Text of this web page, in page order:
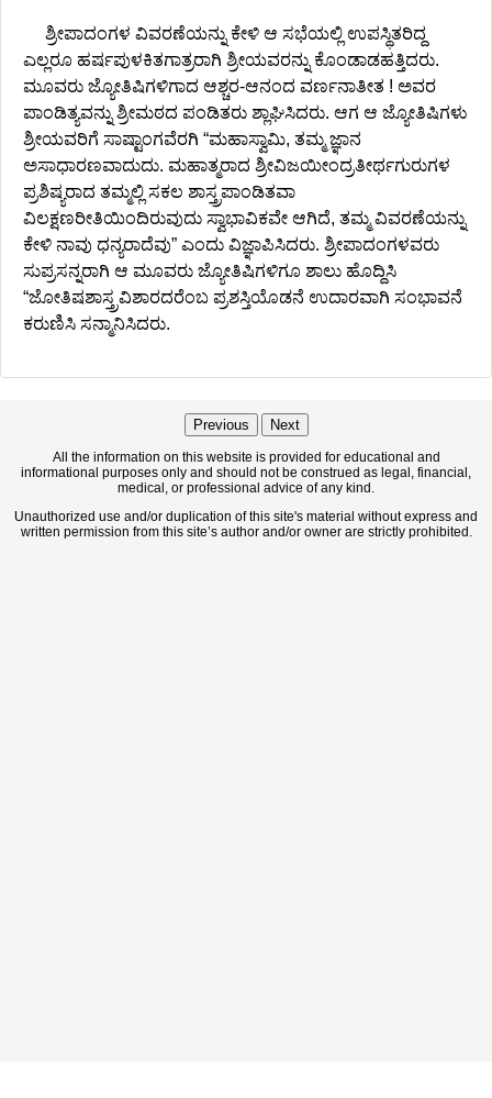
ಶ್ರೀಪಾದಂಗಳ ವಿವರಣೆಯನ್ನು ಕೇಳಿ ಆ ಸಭೆಯಲ್ಲಿ ಉಪಸ್ಥಿತರಿದ್ದ
ಎಲ್ಲರೂ ಹರ್ಷಪುಳಕಿತಗಾತ್ರರಾಗಿ ಶ್ರೀಯವರನ್ನು ಕೊಂಡಾಡಹತ್ತಿದರು.
ಮೂವರು ಜ್ಯೋತಿಷಿಗಳಿಗಾದ ಆಶ್ಚರ-ಆನಂದ ವರ್ಣನಾತೀತ ! ಅವರ
ಪಾಂಡಿತ್ಯವನ್ನು ಶ್ರೀಮಠದ ಪಂಡಿತರು ಶ್ಲಾಘಿಸಿದರು. ಆಗ ಆ ಜ್ಯೋತಿಷಿಗಳು
ಶ್ರೀಯವರಿಗೆ ಸಾಷ್ಟಾಂಗವೆರಗಿ “ಮಹಾಸ್ವಾಮಿ, ತಮ್ಮ ಜ್ಞಾನ
ಅಸಾಧಾರಣವಾದುದು. ಮಹಾತ್ಮರಾದ ಶ್ರೀವಿಜಯೀಂದ್ರತೀರ್ಥಗುರುಗಳ
ಪ್ರಶಿಷ್ಯರಾದ ತಮ್ಮಲ್ಲಿ ಸಕಲ ಶಾಸ್ತ್ರಪಾಂಡಿತವಾ
ವಿಲಕ್ಷಣರೀತಿಯಿಂದಿರುವುದು ಸ್ವಾಭಾವಿಕವೇ ಆಗಿದೆ, ತಮ್ಮ ವಿವರಣೆಯನ್ನು
ಕೇಳಿ ನಾವು ಧನ್ಯರಾದೆವು” ಎಂದು ವಿಜ್ಞಾಪಿಸಿದರು. ಶ್ರೀಪಾದಂಗಳವರು
ಸುಪ್ರಸನ್ನರಾಗಿ ಆ ಮೂವರು ಜ್ಯೋತಿಷಿಗಳಿಗೂ ಶಾಲು ಹೊದ್ದಿಸಿ
“ಜೋತಿಷಶಾಸ್ತ್ರವಿಶಾರದರೆಂಬ ಪ್ರಶಸ್ತಿಯೊಡನೆ ಉದಾರವಾಗಿ ಸಂಭಾವನೆ
ಕರುಣಿಸಿ ಸನ್ಮಾನಿಸಿದರು.
Previous Next
All the information on this website is provided for educational and
informational purposes only and should not be construed as legal, financial,
medical, or professional advice of any kind.
Unauthorized use and/or duplication of this site's material without express and
written permission from this site’s author and/or owner are strictly prohibited.